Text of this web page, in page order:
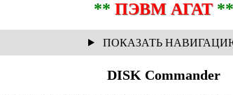
** ПЭВМ АГАТ**
DISK Commander